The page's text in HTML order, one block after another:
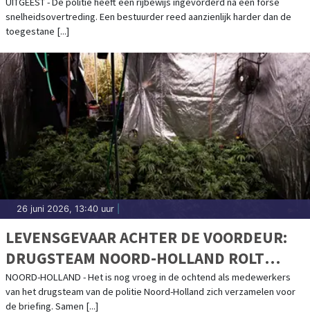
snelheidsovertreding. Een bestuurder reed aanzienlijk harder dan de
toegestane [...]
26 juni 2026, 13:40 uur
LEVENSGEVAAR ACHTER DE VOORDEUR:
DRUGSTEAM NOORD-HOLLAND ROLT
HENNEPKWEKERIJEN OP
NOORD-HOLLAND - Het is nog vroeg in de ochtend als medewerkers
van het drugsteam van de politie Noord-Holland zich verzamelen voor
de briefing. Samen [...]